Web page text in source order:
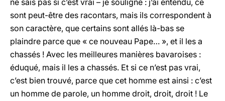
ne sais pas si c’est vrai – je souligne : j’ai entendu, ce
sont peut-être des racontars, mais ils correspondent à
son caractère, que certains sont allés là-bas se
plaindre parce que « ce nouveau Pape… », et il les a
chassés ! Avec les meilleures manières bavaroises :
éduqué, mais il les a chassés. Et si ce n’est pas vrai,
c’est bien trouvé, parce que cet homme est ainsi : c’est
un homme de parole, un homme droit, droit, droit ! Le